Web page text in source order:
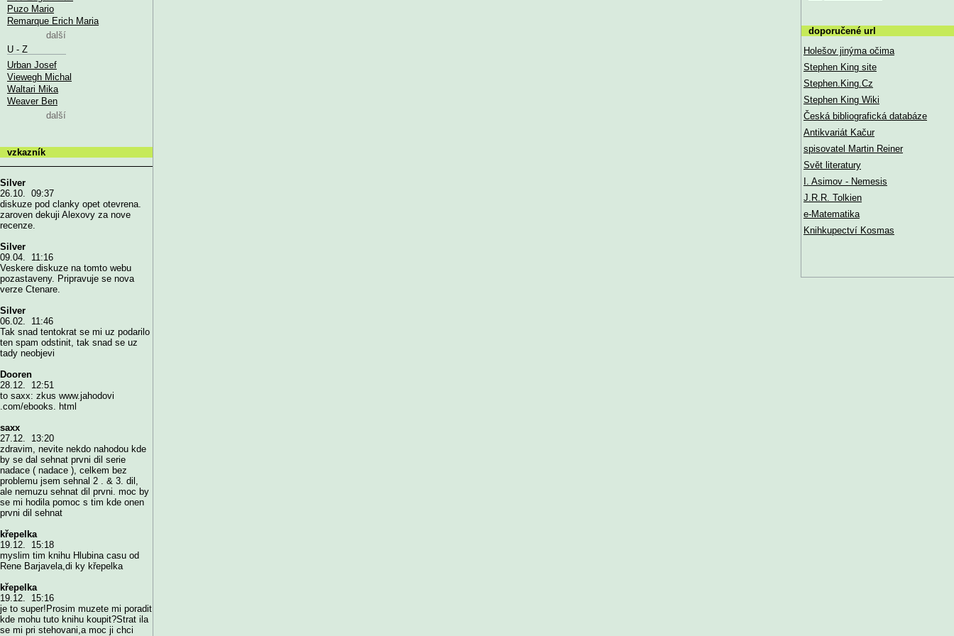
Puzo Mario
Remarque Erich Maria
další
U - Z
Urban Josef
Viewegh Michal
Waltari Mika
Weaver Ben
další
vzkazník
Silver
26.10. 09:37
diskuze pod clanky opet otevrena.
zaroven dekuji Alexovy za nove
recenze.
Silver
09.04. 11:16
Veskere diskuze na tomto webu
pozastaveny. Pripravuje se nova
verze Ctenare.
Silver
06.02. 11:46
Tak snad tentokrat se mi uz podarilo
ten spam odstinit, tak snad se uz
tady neobjevi
Dooren
28.12. 12:51
to saxx: zkus www.jahodovi
.com/ebooks. html
saxx
27.12. 13:20
zdravim, nevite nekdo nahodou kde
by se dal sehnat prvni dil serie
nadace ( nadace ), celkem bez
problemu jsem sehnal 2 . & 3. dil,
ale nemuzu sehnat dil prvni. moc by
se mi hodila pomoc s tim kde onen
prvni dil sehnat
křepelka
19.12. 15:18
myslim tim knihu Hlubina casu od
Rene Barjavela,di ky křepelka
křepelka
19.12. 15:16
je to super!Prosim muzete mi poradit
kde mohu tuto knihu koupit?Strat ila
se mi pri stehovani,a moc ji chci
doporučené url
Holešov jinýma očima
Stephen King site
Stephen.King.Cz
Stephen King Wiki
Česká bibliografická databáze
Antikvariát Kačur
spisovatel Martin Reiner
Svět literatury
I. Asimov - Nemesis
J.R.R. Tolkien
e-Matematika
Knihkupectví Kosmas